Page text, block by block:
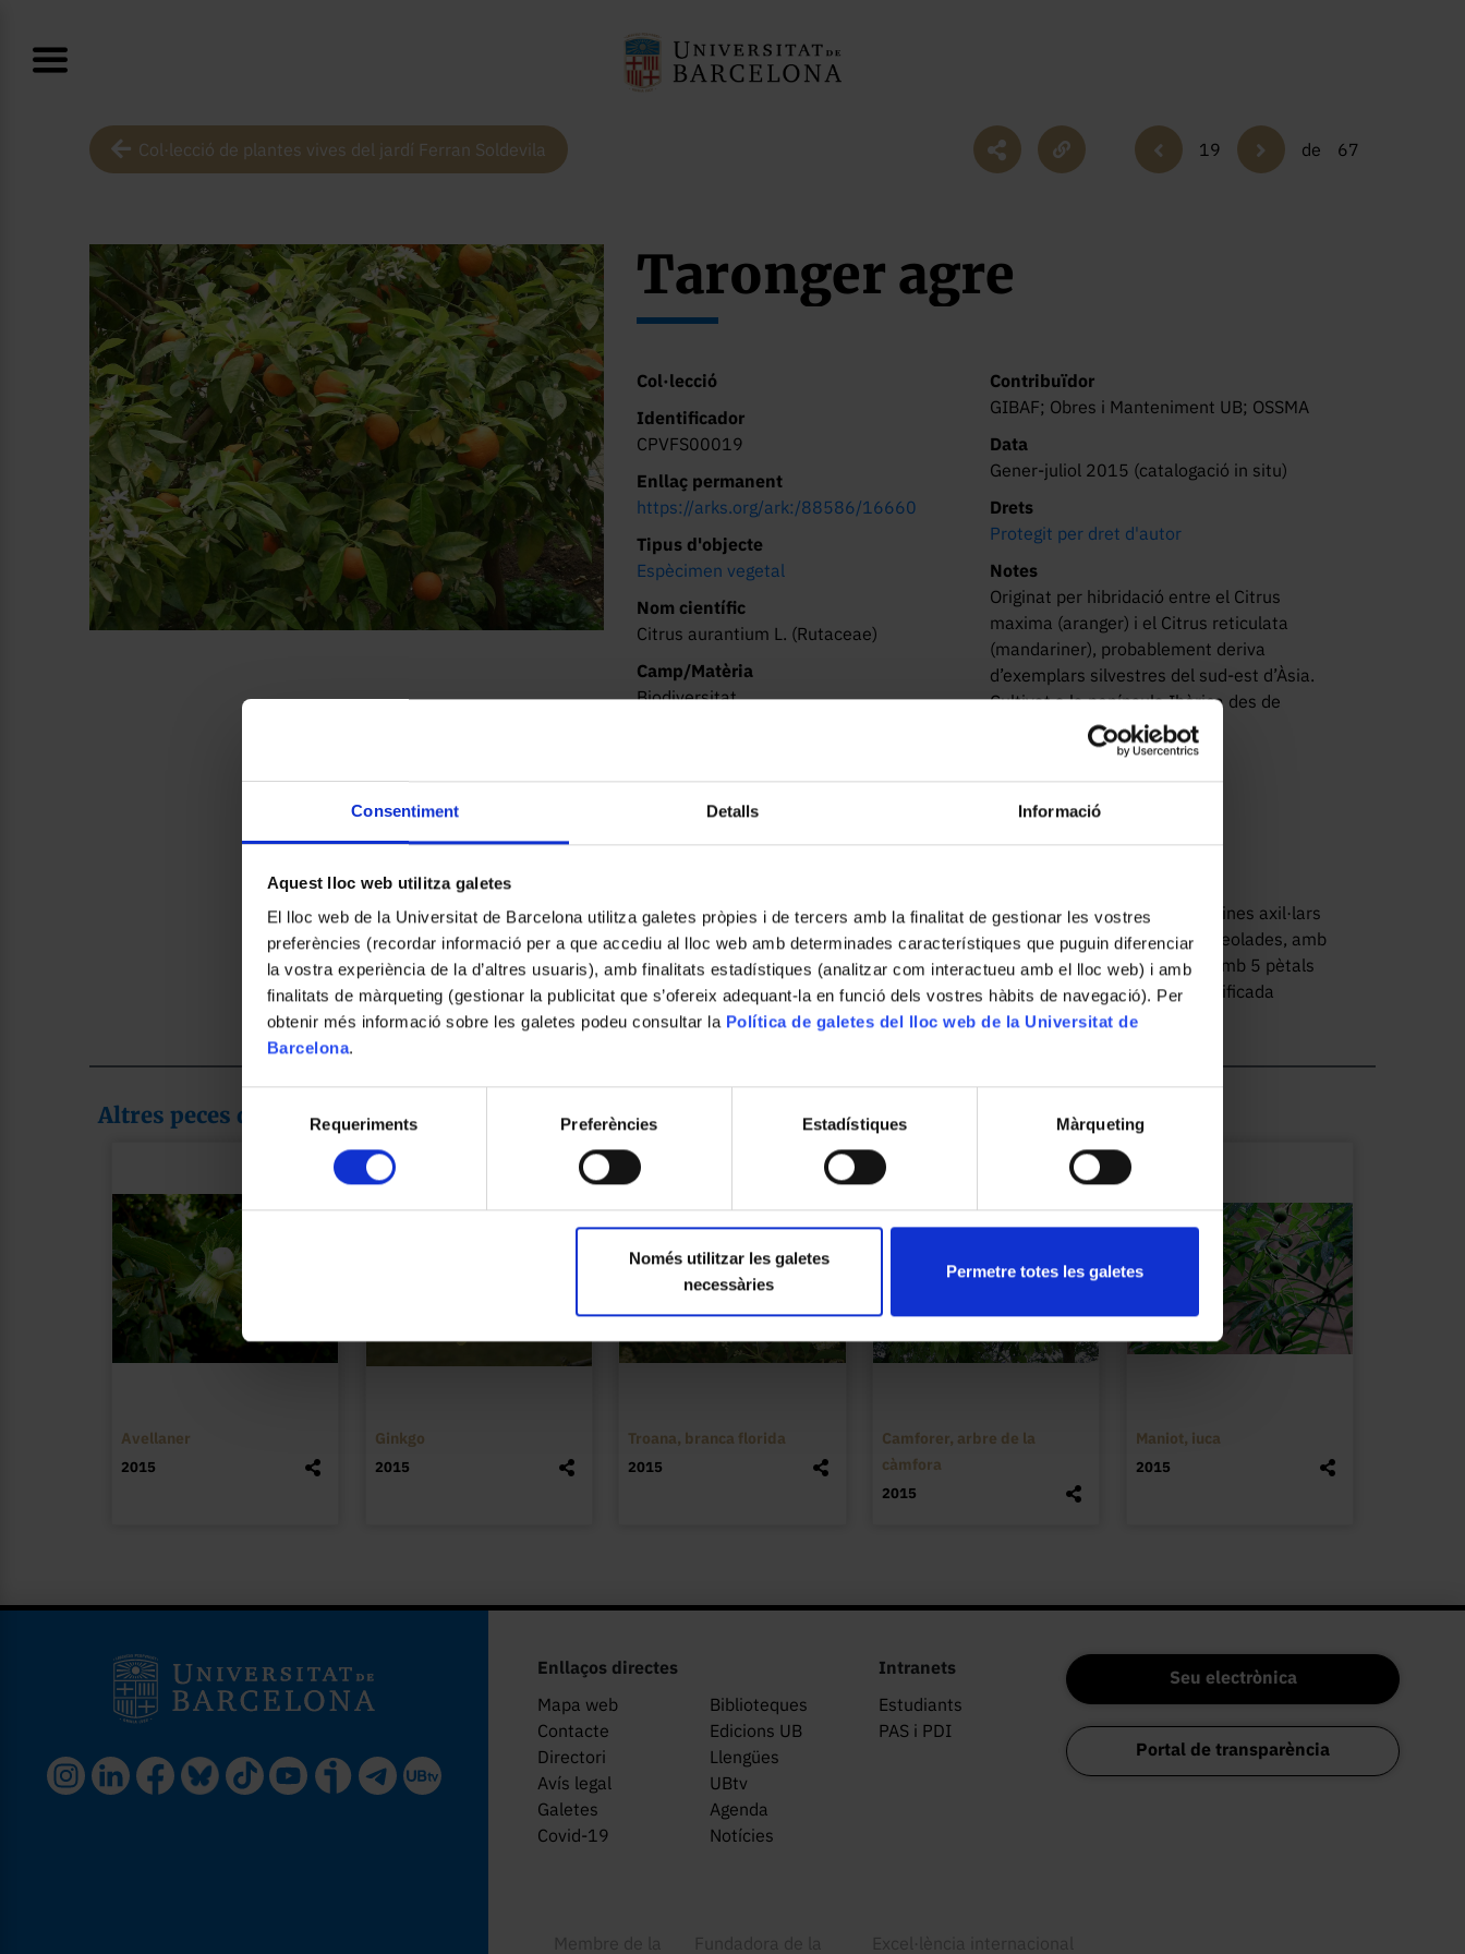
Consentiment Detalls Informació
Aquest lloc web utilitza galetes
El lloc web de la Universitat de Barcelona utilitza galetes pròpies i de tercers amb la finalitat de gestionar les vostres
preferències (recordar informació per a que accediu al lloc web amb determinades característiques que puguin diferenciar
la vostra experiència de la d’altres usuaris), amb finalitats estadístiques (analitzar com interactueu amb el lloc web) i amb
finalitats de màrqueting (gestionar la publicitat que s’ofereix adequant-la en funció dels vostres hàbits de navegació). Per
obtenir més informació sobre les galetes podeu consultar la Política de galetes del lloc web de la Universitat de
Barcelona.
de
consentiment
Requeriments Preferències Estadístiques Màrqueting
Només utilitzar les galetes
necessàries
Permetre totes les galetes
Col·lecció de plantes vives del jardí Ferran Soldevila 19 de 67
Taronger agre
Col·lecció
Identificador
CPVFS00019
Enllaç permanent
https://arks.org/ark:/88586/16660
Tipus d'objecte
Espècimen vegetal
Nom científic
Citrus aurantium L. (Rutaceae)
Camp/Matèria
Biodiversitat
Jardí Ferran Soldevila. Gran Via de les Corts
Catalanes, 585
Contribuïdor
GIBAF; Obres i Manteniment UB; OSSMA
Data
Gener-juliol 2015 (catalogació in situ)
Drets
Protegit per dret d'autor
Notes
Originat per hibridació entre el Citrus
maxima (aranger) i el Citrus reticulata
(mandariner), probablement deriva
d’exemplars silvestres del sud-est d’Àsia.
Cultivat a la península Ibèrica des de
l’època àrab.
Arbre perennifoli, de capçada arrodonida i branquetes anguloses, amb espines axil·lars
solitàries. Fulles alternades, coriàcies, brillants, glabres, el·líptiques o lanceolades, amb
el pecíol dilatat en una ala que té forma de cor. Flors oloroses, blanques, amb 5 pètals
carnosos i nombre d'estams variable (10 o més). Fruit carnós en baia modificada
(hesperidi), arrodonit, de 7-8 cm, de pela de color ataronjat, gruixuda i rugosa, amb 7-12
Característiques - Medicinal Usos: De la pela del fruit se'n fan confitures. De les fulles
sedant i estomacal. Les flors, destil·lades en fresc, produeixen l'essència de flor de
taronger, que és aromatitzant, sedant i antiespasmòdica, i s'usa en farmàcia i en
perfumeria. L'escorça és estimulant de la gana i digestiva, i també s'empra en la
Llegir més
Altres peces de la col·lecció
Avellaner
2015
Ginkgo
2015
Troana, branca florida
2015
Camforer, arbre de la
càmfora
2015
Maniot, iuca
2015
Enllaços directes
Mapa web
Biblioteques
Contacte
Edicions UB
Directori
Llengües
Avís legal
UBtv
Galetes
Agenda
Covid-19
Notícies
Intranets
Estudiants
PAS i PDI
Seu electrònica
Portal de transparència
Membre de la Fundadora de la Excel·lència internacional